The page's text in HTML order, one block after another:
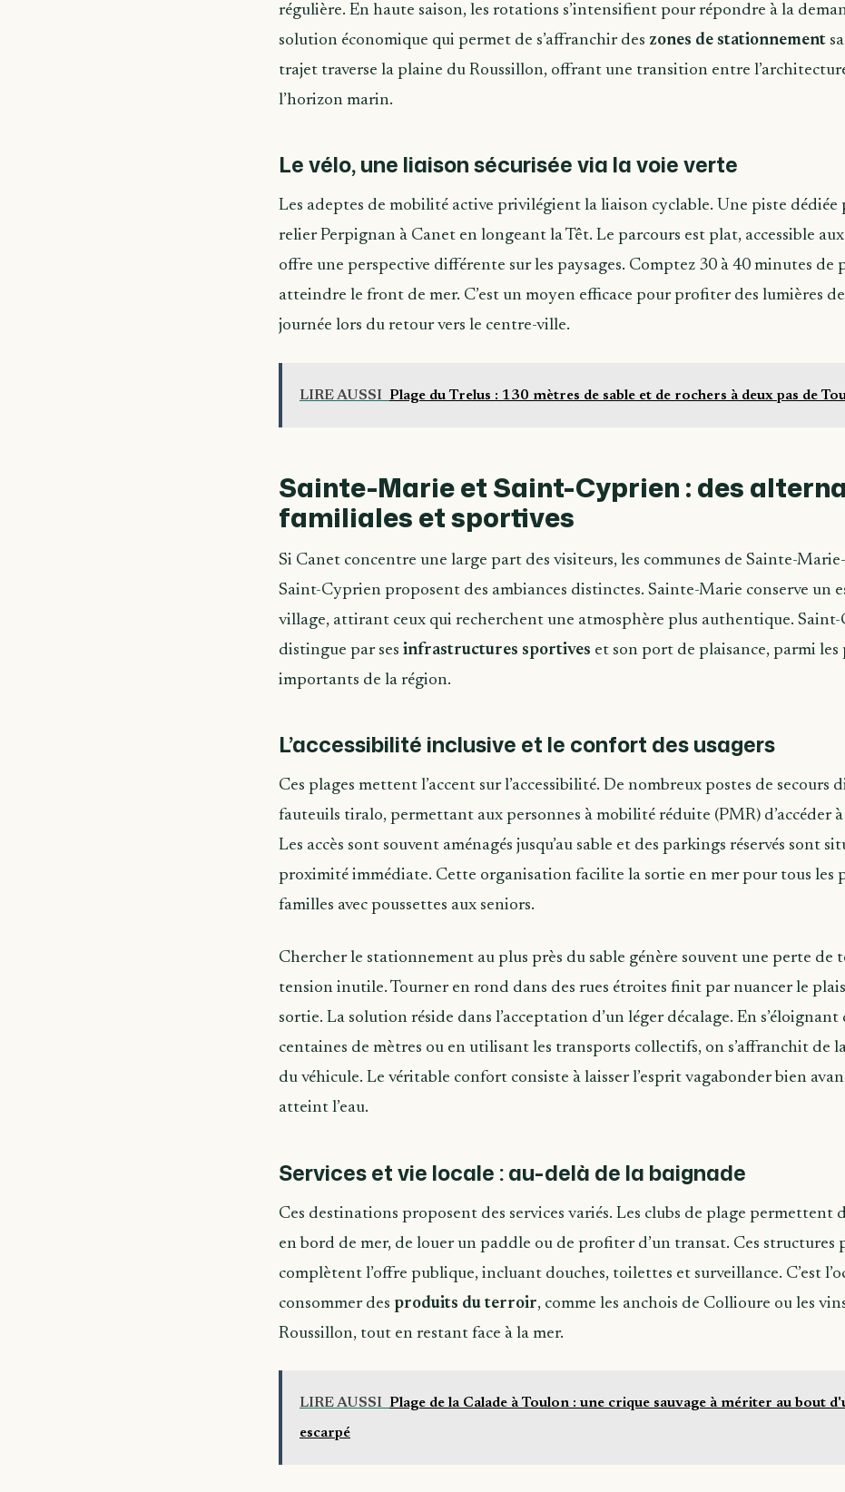
régulière. En haute saison, les rotations s’intensifient pour répondre à la
solution économique qui permet de s’affranchir des zones de stationnement
trajet traverse la plaine du Roussillon, offrant une transition entre
l’horizon marin.
Le vélo, une liaison sécurisée via la voie verte
Les adeptes de mobilité active privilégient la liaison cyclable. Une piste dédiée
relier Perpignan à Canet en longeant la Têt. Le parcours est plat, accessible
offre une perspective différente sur les paysages. Comptez 30 à 40 minutes de
atteindre le front de mer. C’est un moyen efficace pour profiter des lumières
journée lors du retour vers le centre-ville.
LIRE AUSSI Plage du Trelus : 130 mètres de sable et de rochers à deux pas de
Sainte-Marie et Saint-Cyprien : des
familiales et sportives
Si Canet concentre une large part des visiteurs, les communes de Sainte-
Saint-Cyprien proposent des ambiances distinctes. Sainte-Marie conserve un
village, attirant ceux qui recherchent une atmosphère plus authentique. Saint-
distingue par ses infrastructures sportives et son port de plaisance, parmi les
importants de la région.
L’accessibilité inclusive et le confort des usagers
Ces plages mettent l’accent sur l’accessibilité. De nombreux postes de secours
fauteuils tiralo, permettant aux personnes à mobilité réduite (PMR) d’accéder
Les accès sont souvent aménagés jusqu’au sable et des parkings réservés sont
proximité immédiate. Cette organisation facilite la sortie en mer pour tous les
familles avec poussettes aux seniors.
Chercher le stationnement au plus près du sable génère souvent une perte de
tension inutile. Tourner en rond dans des rues étroites finit par nuancer le
sortie. La solution réside dans l’acceptation d’un léger décalage. En s’éloignant
centaines de mètres ou en utilisant les transports collectifs, on s’affranchit de
du véhicule. Le véritable confort consiste à laisser l’esprit vagabonder bien
atteint l’eau.
Services et vie locale : au-delà de la baignade
Ces destinations proposent des services variés. Les clubs de plage permettent
en bord de mer, de louer un paddle ou de profiter d’un transat. Ces structures
complètent l’offre publique, incluant douches, toilettes et surveillance. C’est
consommer des produits du terroir, comme les anchois de Collioure ou les
Roussillon, tout en restant face à la mer.
LIRE AUSSI Plage de la Calade à Toulon : une crique sauvage à mériter au bout
escarpé